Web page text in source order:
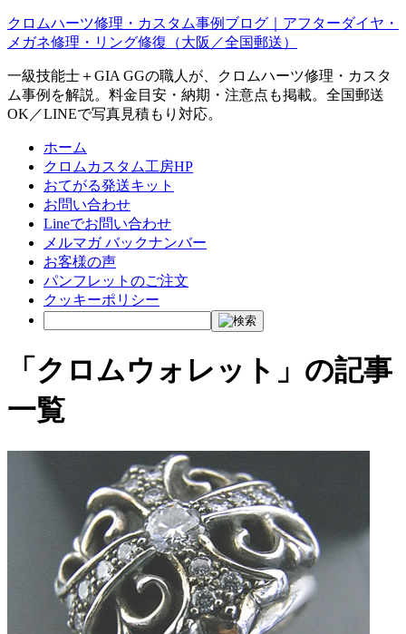
クロムハーツ修理・カスタム事例ブログ｜アフターダイヤ・
メガネ修理・リング修復（大阪／全国郵送）
一級技能士＋GIA GGの職人が、クロムハーツ修理・カスタ
ム事例を解説。料金目安・納期・注意点も掲載。全国郵送
OK／LINEで写真見積もり対応。
ホーム
クロムカスタム工房HP
おてがる発送キット
お問い合わせ
Lineでお問い合わせ
メルマガ バックナンバー
お客様の声
パンフレットのご注文
クッキーポリシー
「クロムウォレット」の記事
一覧